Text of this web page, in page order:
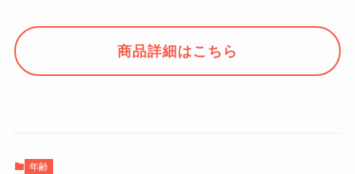
商品詳細はこちら
年齢